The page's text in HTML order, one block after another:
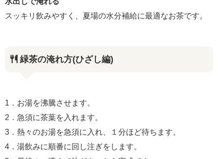
スッキリ飲みやすく、夏場の水分補給に最適なお茶です。
緑茶の淹れ方(ひざし編)
1．お湯を沸騰させます。
2．急須に茶葉を入れます。
3．熱々のお湯を急須に入れ、１分ほど待ちます。
4．湯飲みに順番に回し注ぎをします。